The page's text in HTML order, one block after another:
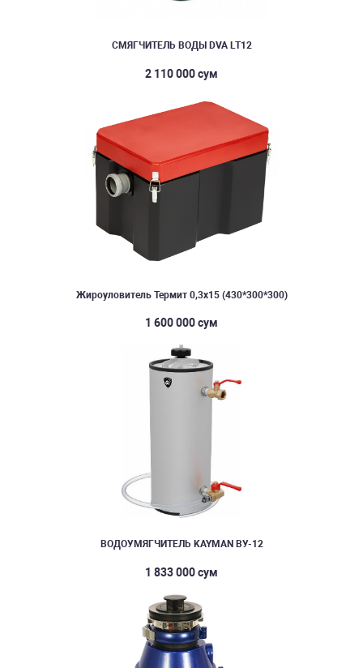
СМЯГЧИТЕЛЬ ВОДЫ DVA LT12
2 110 000 сум
Жироуловитель Термит 0,3х15 (430*300*300)
1 600 000 сум
ВОДОУМЯГЧИТЕЛЬ KAYMAN ВУ-12
1 833 000 сум